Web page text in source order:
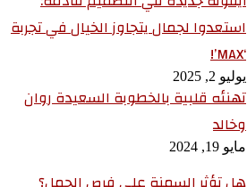
استعدوا لجمال يتجاوز الخيال في تجربة
‘MAX’!
يوليو 2, 2025
تهنئه قلبية بالخطوبة السعيدة روان
وخالد
مايو 19, 2024